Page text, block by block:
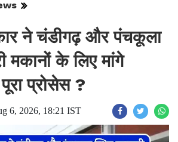
ने चंडीगढ़ और पंचकूला
मकानों के लिए मांगे
प्रोसेस ?
6, 2026, 18:21 IST